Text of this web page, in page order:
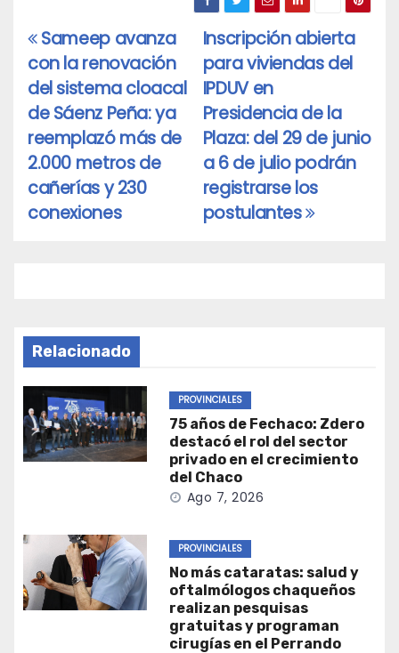
Navegación
de
entradas
Inscripción abierta
para viviendas del
IPDUV en
Presidencia de la
Plaza: del 29 de junio
a 6 de julio podrán
registrarse los
postulantes
Sameep avanza
con la renovación
del sistema cloacal
de Sáenz Peña: ya
reemplazó más de
2.000 metros de
cañerías y 230
conexiones
Relacionado
PROVINCIALES
75 años de Fechaco: Zdero
destacó el rol del sector
privado en el crecimiento
del Chaco
Ago 7, 2026
PROVINCIALES
No más cataratas: salud y
oftalmólogos chaqueños
realizan pesquisas
gratuitas y programan
cirugías en el Perrando